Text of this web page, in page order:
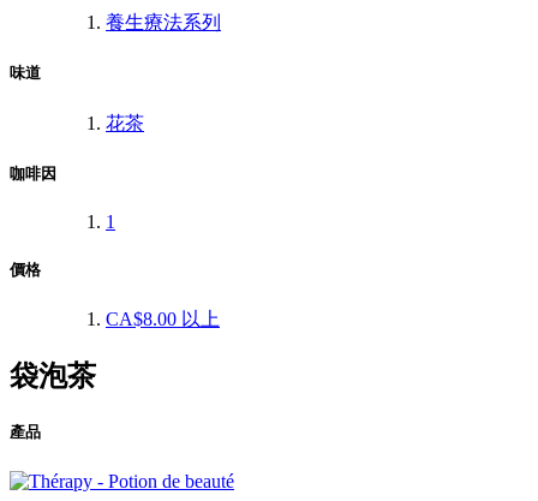
養生療法系列
味道
花茶
咖啡因
1
價格
CA$8.00 以上
袋泡茶
產品